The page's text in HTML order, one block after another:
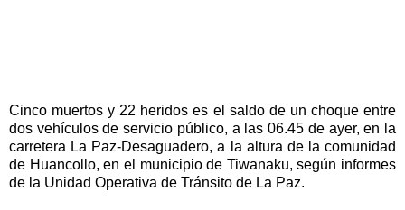
Cinco muertos y 22 heridos es el saldo de un choque entre
dos vehículos de servicio público, a las 06.45 de ayer, en la
carretera La Paz-Desaguadero, a la altura de la comunidad
de Huancollo, en el municipio de Tiwanaku, según informes
de la Unidad Operativa de Tránsito de La Paz.